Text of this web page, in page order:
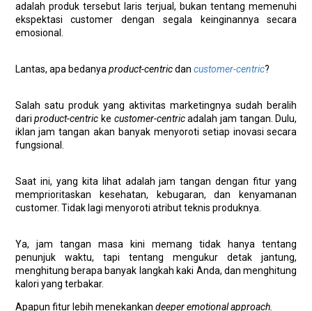
adalah produk tersebut laris terjual, bukan tentang memenuhi
ekspektasi customer dengan segala keinginannya secara
emosional.
Lantas, apa bedanya product-centricdan customer-centric?
Salah satu produk yang aktivitas marketingnya sudah beralih
dariproduct-centric ke customer-centricadalah jam tangan. Dulu,
iklan jam tangan akan banyak menyoroti setiap inovasi secara
fungsional.
Saat ini, yang kita lihat adalah jam tangan dengan fitur yang
memprioritaskan kesehatan, kebugaran, dan kenyamanan
customer. Tidak lagi menyoroti atribut teknis produknya.
Ya, jam tangan masa kini memang tidak hanya tentang
penunjuk waktu, tapi tentang mengukur detak jantung,
menghitung berapa banyak langkah kaki Anda, dan menghitung
kalori yang terbakar.
Apapun fitur lebih menekankan deeper emotional approach.